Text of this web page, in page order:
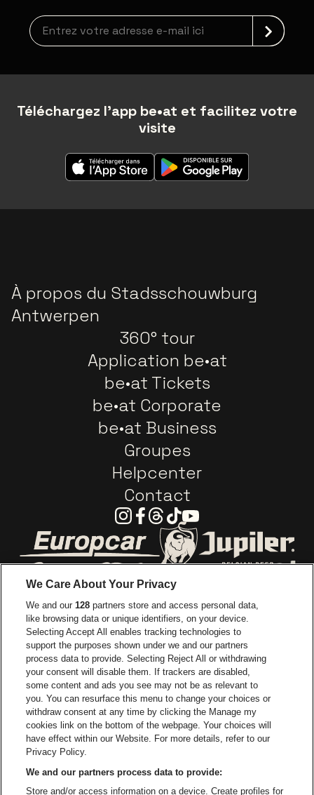
Inscription à la newsletter
Téléchargez l'app be•at et facilitez votre
visite
À propos du Stadsschouwburg
Antwerpen
360° tour
Application be•at
be•at Tickets
be•at Corporate
be•at Business
Groupes
Helpcenter
Contact
Instagram
Facebook
Threads
TiktokYoutube
Visitez le site de Europcar
Visitez le site de Coca-Cola
Visitez le site de Red Bull
Visitez le
Visitez le site de Champagne Pommery
Visitez le site de Le
Visitez le site de Le logo Lillet en
Visitez le site
Visitez le site de Gazet van
Visitez le site
Stadsschouwburg Antwerpen fait partie debe•at
Stadsschouwburg Antwerpen
Be-At Venues
We Care About Your Privacy
We and our128 partners store and access personal data,
like browsing data or unique identifiers, on your device.
Selecting Accept All enables tracking technologies to
support the purposes shown under we and our partners
process data to provide. Selecting Reject All or withdrawing
your consent will disable them. If trackers are disabled,
some content and ads you see may not be as relevant to
you. You can resurface this menu to change your choices or
withdraw consent at any time by clicking the Manage my
cookies link on the bottom of the webpage. Your choices will
have effect within our Website. For more details, refer to our
Privacy Policy.
We and our partners process data to provide:
Store and/or access information on a device. Create profiles for